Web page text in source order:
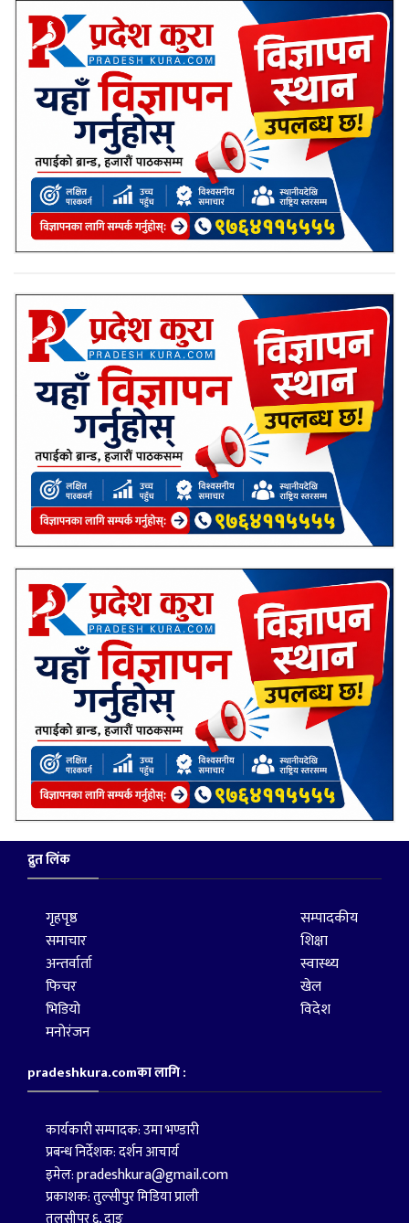
द्रुत लिंक
गृहपृष्ठ
समाचार
अन्तर्वार्ता
फिचर
भिडियो
मनोरंजन
सम्पादकीय
शिक्षा
स्वास्थ्य
खेल
विदेश
pradeshkura.comका लागि :
कार्यकारी सम्पादक: उमा भण्डारी
प्रबन्ध निर्देशक: दर्शन आचार्य
इमेल:pradeshkura@gmail.com
प्रकाशक: तुल्सीपुर मिडिया प्राली